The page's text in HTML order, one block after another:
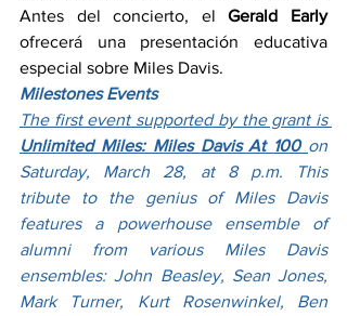
Antes del concierto, el Gerald Early
ofrecerá una presentación educativa
especial sobre Miles Davis.
Milestones Events
The first event supported by the grant is
Unlimited Miles: Miles Davis At 100 on
Saturday, March 28, at 8 p.m. This
tribute to the genius of Miles Davis
features a powerhouse ensemble of
alumni from various Miles Davis
ensembles: John Beasley, Sean Jones,
Mark Turner, Kurt Rosenwinkel, Ben